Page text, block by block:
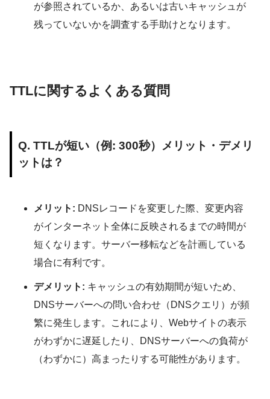
が参照されているか、あるいは古いキャッシュが
残っていないかを調査する手助けとなります。
TTLに関するよくある質問
Q. TTLが短い（例: 300秒）メリット・デメリ
ットは？
メリット: DNSレコードを変更した際、変更内容
がインターネット全体に反映されるまでの時間が
短くなります。サーバー移転などを計画している
場合に有利です。
デメリット: キャッシュの有効期間が短いため、
DNSサーバーへの問い合わせ（DNSクエリ）が頻
繁に発生します。これにより、Webサイトの表示
がわずかに遅延したり、DNSサーバーへの負荷が
（わずかに）高まったりする可能性があります。